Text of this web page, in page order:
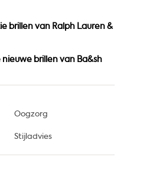
brillen van Ralph Lauren &
brillen van Ba&sh
Oogzorg
Stijladvies